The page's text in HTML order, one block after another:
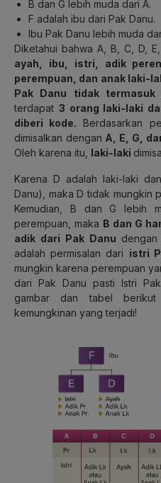
B dan G lebih muda dari A.
F adalah ibu dari Pak Danu.
Ibu Pak Danu lebih muda
Diketahui bahwa A, B, C, D,
ayah, ibu, istri, adik
perempuan, dan anak laki-
Pak Danu tidak
terdapat 3 orang laki-laki
diberi kode. Berdasarkan
dimisalkan dengan A, E, G,
Oleh karena itu, laki-laki
Karena D adalah laki-laki
Danu), maka D tidak mungkin
Kemudian, B dan G lebih
perempuan, maka B dan G
adik dari Pak Danu dengan
adalah permisalan dari istri
mungkin karena perempuan
dari Pak Danu pasti Istri
gambar dan tabel berikut
kemungkinan yang terjadi!